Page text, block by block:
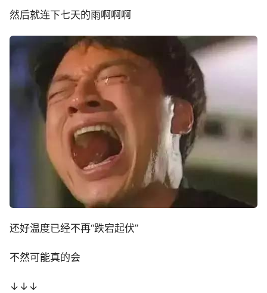
然后就连下七天的雨啊啊啊
还好温度已经不再“跌宕起伏”
不然可能真的会
↓↓↓